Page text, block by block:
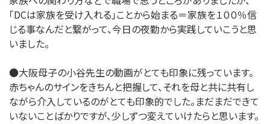
「DCは家族を受け入れる」ことから始まる＝家族を１００％信
じる事なんだと繋がって、今日の夜勤から実践していこうと思
いました。
●大阪母子の小谷先生の動画がとても印象に残っています。
赤ちゃんのサインをきちんと把握して、それを母と共に共有し
ながら介入しているのがとても印象的でした。まだまだできて
いないことばかりですが、少しずつ変えていけたらと思います。